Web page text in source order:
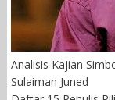
Analisis Kajian
Sulaiman Juned